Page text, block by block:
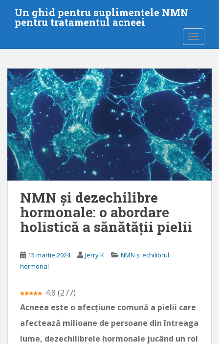
i
Un ghid pentru suplimentele NMN
pentru tratamentul acneei
NMN și dezechilibre
hormonale: o abordare
holistică a sănătății pielii
15 martie 2024 Jerry K
NMN și echilibrul
hormonal
4.8 (277)
Acneea este o afecțiune comună a pielii care
afectează milioane de persoane din întreaga
lume, dezechilibrele hormonale jucând un rol